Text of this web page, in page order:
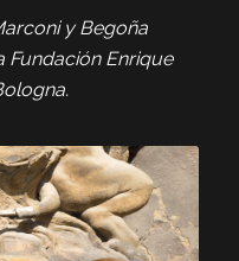
y Begoña
Fundación Enrique